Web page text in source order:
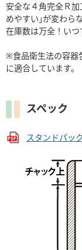
安全な４角完全Ｒ
めやすい｣が変わら
在庫数は万全！いつ
※食品衛生法の容器
に適合しています。
スペック
スタンドパッ